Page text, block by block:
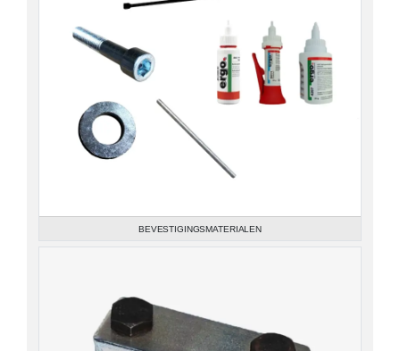
BEVESTIGINGSMATERIALEN